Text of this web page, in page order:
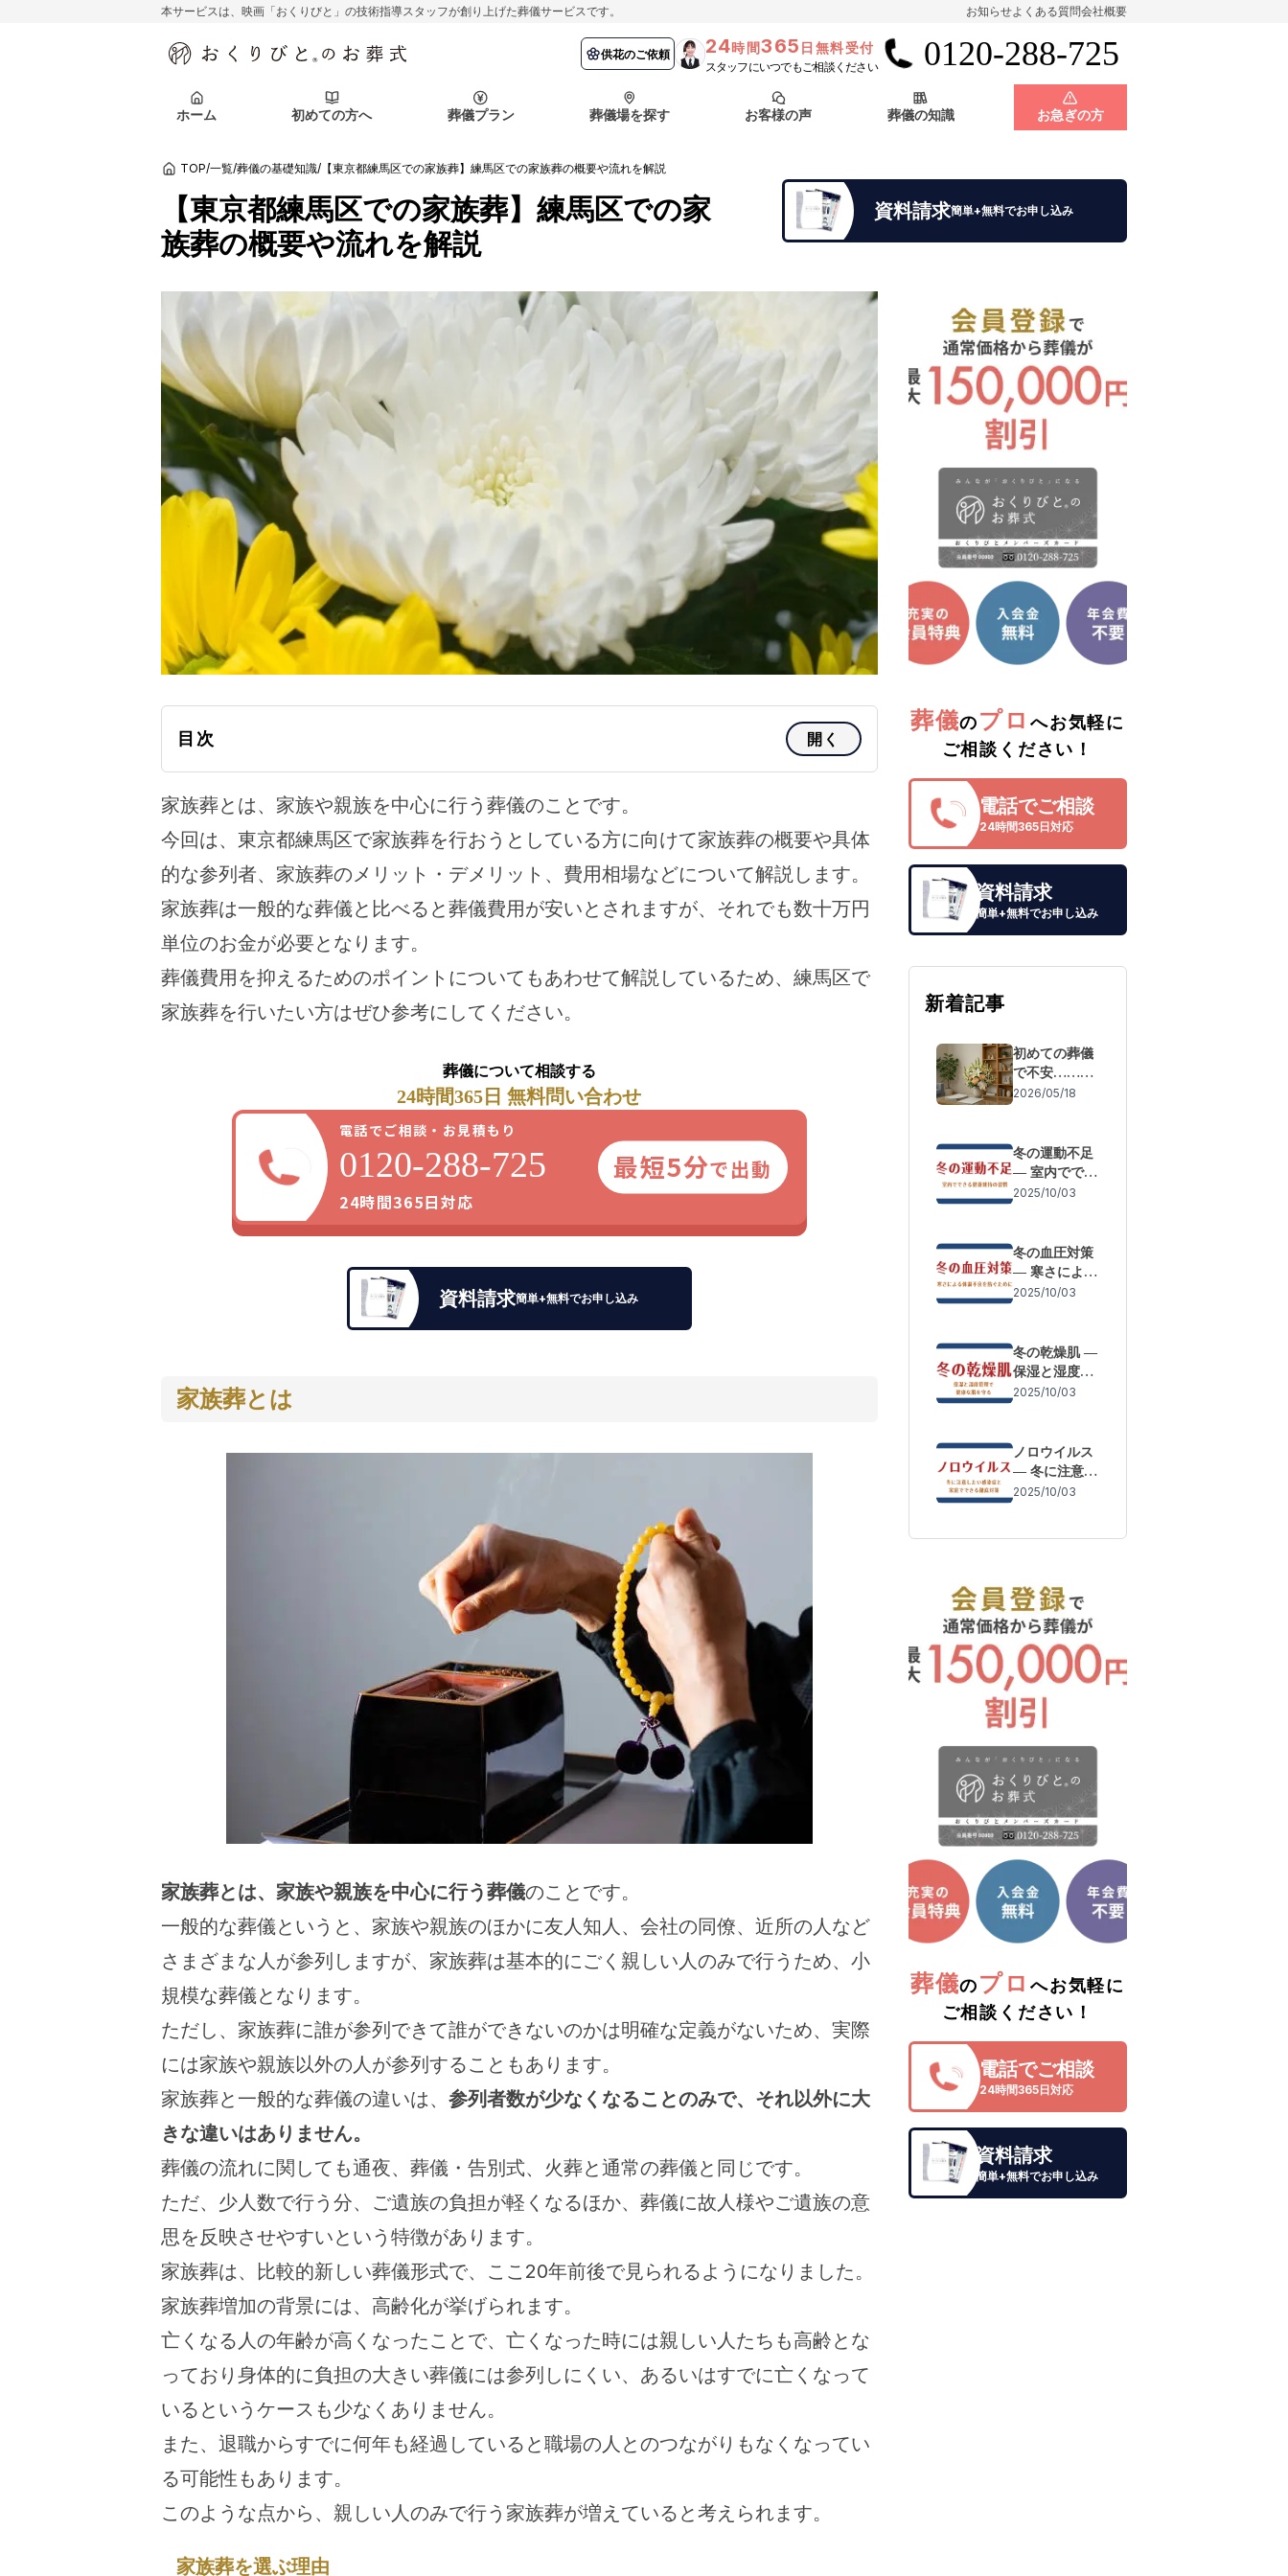
本サービスは、映画「おくりびと」の技術指導スタッフが創り上げた葬儀サービスです。 お知らせよくある質問会社概要
供花のご依頼 24時間365 日無料受付
スタッフにいつでもご相談ください 0120-288-725
ホーム 初めての方へ
葬儀の流れ 会員制度
アフターサポート
会社を知る 採用情報
葬儀プラン 葬儀場を探す
千葉県 神奈川県
北海道エリア 札幌市
お客様の声
よくある質問
葬儀の知識 お急ぎの方
初めての方へ 初めての方へ 納棺の儀とは？ 葬儀の流れ 会員制度
会社を知る スタッフ一覧 採用情報
関東エリア 東京都 埼玉県 千葉県 神奈川県
北海道エリア 札幌市
お客様の声 ご葬儀事例 お客様の声 よくある質問
葬儀の知識 葬儀の知識 供花のご依頼
TOP/一覧/葬儀の基礎知識/ 【東京都練馬区での家族葬】練馬区での家族葬の概要や流れを解説
【東京都練馬区での家族葬】練馬区での家
族葬の概要や流れを解説
資料請求簡単+無料でお申し込み
目次 開く
家族葬とは、家族や親族を中心に行う葬儀のことです。
今回は、東京都練馬区で家族葬を行おうとしている方に向けて家族葬の概要や具体
的な参列者、家族葬のメリット・デメリット、費用相場などについて解説します。
家族葬は一般的な葬儀と比べると葬儀費用が安いとされますが、それでも数十万円
単位のお金が必要となります。
葬儀費用を抑えるためのポイントについてもあわせて解説しているため、練馬区で
家族葬を行いたい方はぜひ参考にしてください。
葬儀について相談する
24時間365日 無料問い合わせ
電話でご相談・お見積もり
0120-288-725
24時間365日対応
最短5分で出動
資料請求簡単+無料でお申し込み
家族葬とは
家族葬とは、家族や親族を中心に行う葬儀のことです。
一般的な葬儀というと、家族や親族のほかに友人知人、会社の同僚、近所の人など
さまざまな人が参列しますが、家族葬は基本的にごく親しい人のみで行うため、小
規模な葬儀となります。
ただし、家族葬に誰が参列できて誰ができないのかは明確な定義がないため、実際
には家族や親族以外の人が参列することもあります。
家族葬と一般的な葬儀の違いは、 参列者数が少なくなることのみで、それ以外に大
きな違いはありません。
葬儀の流れに関しても通夜、葬儀・告別式、火葬と通常の葬儀と同じです。
ただ、少人数で行う分、ご遺族の負担が軽くなるほか、葬儀に故人様やご遺族の意
思を反映させやすいという特徴があります。
家族葬は、比較的新しい葬儀形式で、ここ20年前後で見られるようになりました。
家族葬増加の背景には、高齢化が挙げられます。
亡くなる人の年齢が高くなったことで、亡くなった時には親しい人たちも高齢とな
っており身体的に負担の大きい葬儀には参列しにくい、あるいはすでに亡くなって
いるというケースも少なくありません。
また、退職からすでに何年も経過していると職場の人とのつながりもなくなってい
る可能性もあります。
このような点から、親しい人のみで行う家族葬が増えていると考えられます。
家族葬を選ぶ理由
葬儀のプロ へお気軽に
ご相談ください！
電話でご相談
24時間365日対応
資料請求
簡単+無料でお申し込み
新着記事
初めての葬儀
で不安……も
しもの際の流
前準備」
2026/05/18
冬の運動不足
― 室内ででき
る健康維持の
2025/10/03
冬の血圧対策
― 寒さによる
体調変化を防
2025/10/03
冬の乾燥肌 ―
保湿と湿度管
理で健康な肌
2025/10/03
ノロウイルス
― 冬に注意し
たい感染症と
2025/10/03
葬儀のプロ へお気軽に
ご相談ください！
電話でご相談
24時間365日対応
資料請求
簡単+無料でお申し込み